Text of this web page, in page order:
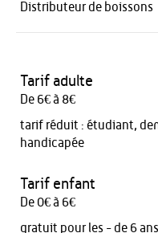
Distributeur de boissons
Tarif adulte
De 6€ à 8€
tarif réduit : étudiant,
handicapée
Tarif enfant
De 0€ à 6€
gratuit pour les - de 6 ans